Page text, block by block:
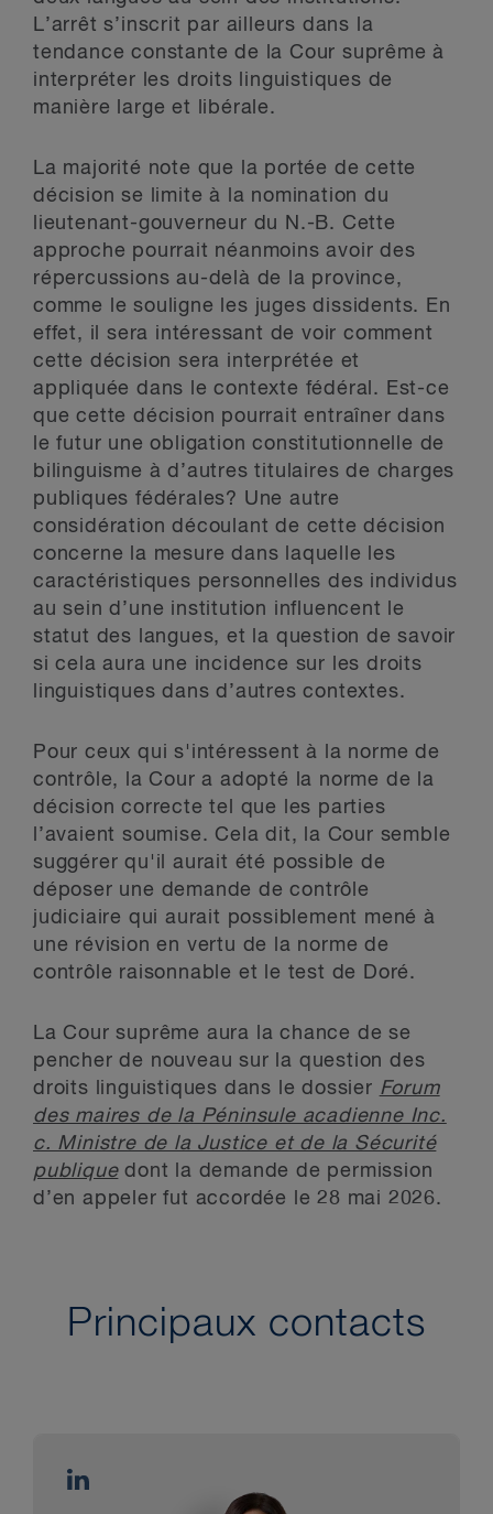
L’arrêt s’inscrit par ailleurs dans la
tendance constante de la Cour suprême à
interpréter les droits linguistiques de
manière large et libérale.
La majorité note que la portée de cette
décision se limite à la nomination du
lieutenant-gouverneur du N.-B. Cette
approche pourrait néanmoins avoir des
répercussions au-delà de la province,
comme le souligne les juges dissidents. En
effet, il sera intéressant de voir comment
cette décision sera interprétée et
appliquée dans le contexte fédéral. Est-ce
que cette décision pourrait entraîner dans
le futur une obligation constitutionnelle de
bilinguisme à d’autres titulaires de charges
publiques fédérales? Une autre
considération découlant de cette décision
concerne la mesure dans laquelle les
caractéristiques personnelles des individus
au sein d’une institution influencent le
statut des langues, et la question de savoir
si cela aura une incidence sur les droits
linguistiques dans d’autres contextes.
Pour ceux qui s'intéressent à la norme de
contrôle, la Cour a adopté la norme de la
décision correcte tel que les parties
l’avaient soumise. Cela dit, la Cour semble
suggérer qu'il aurait été possible de
déposer une demande de contrôle
judiciaire qui aurait possiblement mené à
une révision en vertu de la norme de
contrôle raisonnable et le test de Doré.
La Cour suprême aura la chance de se
pencher de nouveau sur la question des
droits linguistiques dans le dossier Forum
des maires de la Péninsule acadienne Inc.
c. Ministre de la Justice et de la Sécurité
publiquedont la demande de permission
d’en appeler fut accordée le 28 mai 2026.
Principaux contacts